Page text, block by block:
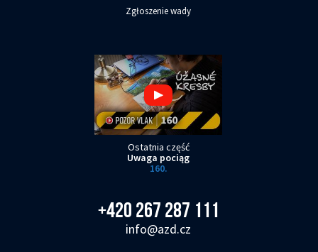
Zgłoszenie wady
Ostatnia część
Uwaga pociąg
160.
+420 267 287 111
info@azd.cz